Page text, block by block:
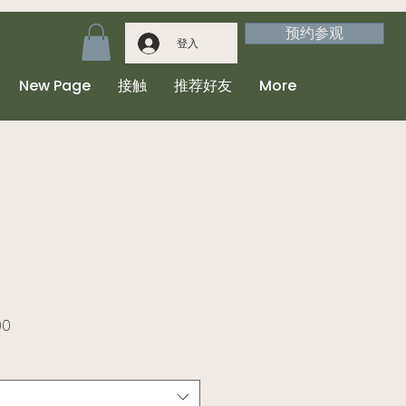
登入 预约参观
New Page 接触 推荐好友 More